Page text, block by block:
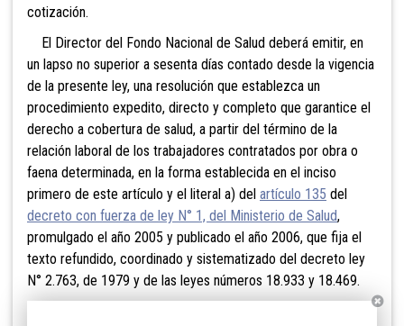
cotización.
El Director del Fondo Nacional de Salud deberá emitir, en
un lapso no superior a sesenta días contado desde la vigencia
de la presente ley, una resolución que establezca un
procedimiento expedito, directo y completo que garantice el
derecho a cobertura de salud, a partir del término de la
relación laboral de los trabajadores contratados por obra o
faena determinada, en la forma establecida en el inciso
primero de este artículo y el literal a) del artículo 135 del
decreto con fuerza de ley N° 1, del Ministerio de Salud,
promulgado el año 2005 y publicado el año 2006, que fija el
texto refundido, coordinado y sistematizado del decreto ley
N° 2.763, de 1979 y de las leyes números 18.933 y 18.469.